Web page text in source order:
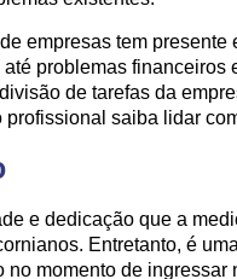
empresas tem
problemas financeiros
de tarefas da
profissional saiba lidar
e dedicação que a
Entretanto, é
no momento de